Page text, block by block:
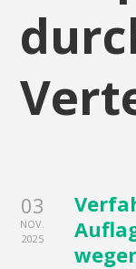
03
NOV.
2025